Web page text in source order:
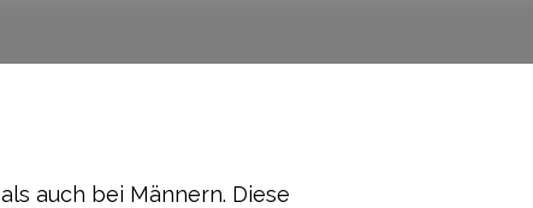
auch bei Männern. Diese